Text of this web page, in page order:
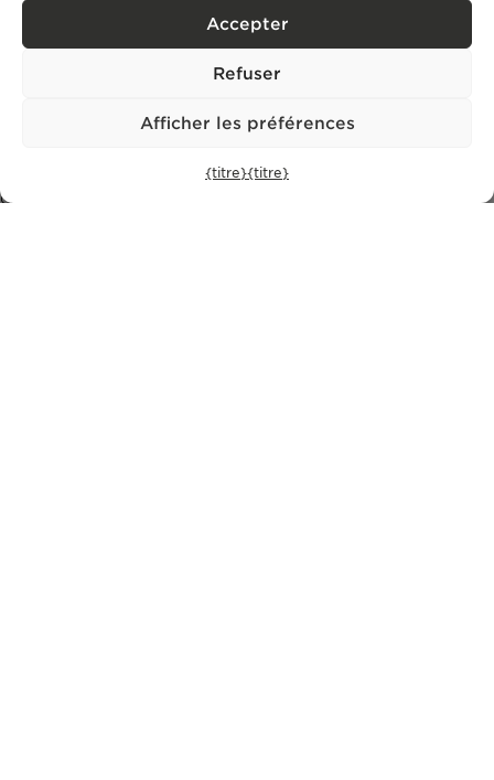
Accepter
Refuser
Afficher les préférences
{titre}{titre}
Rua Castilho 57,4º Dto,
Portugal
Comporta